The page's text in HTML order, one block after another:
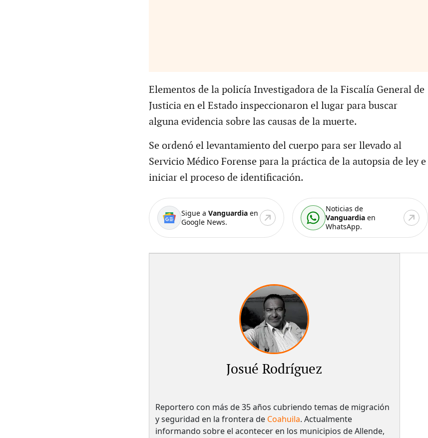
Elementos de la policía Investigadora de la Fiscalía General de
Justicia en el Estado inspeccionaron el lugar para buscar
alguna evidencia sobre las causas de la muerte.
Se ordenó el levantamiento del cuerpo para ser llevado al
Servicio Médico Forense para la práctica de la autopsia de ley e
iniciar el proceso de identificación.
Sigue a Vanguardiaen
Google News.
Noticias de
Vanguardia en
WhatsApp.
Josué Rodríguez
Reportero con más de 35 años cubriendo temas de migración
y seguridad en la frontera de Coahuila. Actualmente
informando sobre el acontecer en los municipios de Allende,